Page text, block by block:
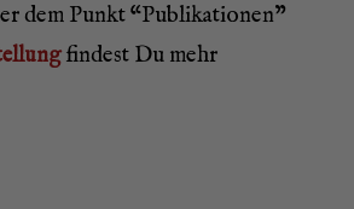
dem Punkt “Publi­ka­tio­nen”
fin­dest Du mehr